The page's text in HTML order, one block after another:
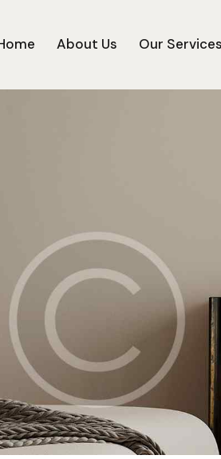
About Us Our Services